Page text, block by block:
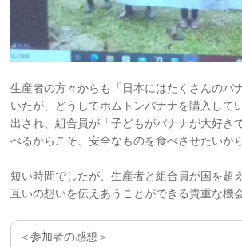
生産者の方々からも「日本にはたくさんのバ
いたが、どうしてホムトンバナナを購入して
出され、組合員が「子どもがバナナが大好き
べるからこそ、安全なものを食べさせたいか
短い時間でしたが、生産者と組合員が国を超
互いの想いを伝えあうことができる貴重な機
＜参加者の感想＞